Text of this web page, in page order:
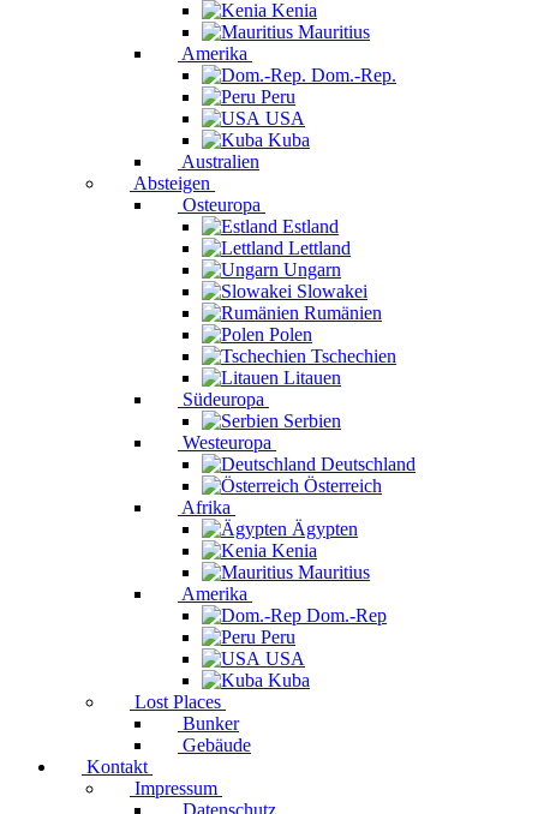
Kenia
Mauritius
Amerika
Dom.-Rep.
Peru
USA
Kuba
Australien
Absteigen
Osteuropa
Estland
Lettland
Ungarn
Slowakei
Rumänien
Polen
Tschechien
Litauen
Südeuropa
Serbien
Westeuropa
Deutschland
Österreich
Afrika
Ägypten
Kenia
Mauritius
Amerika
Dom.-Rep
Peru
USA
Kuba
Lost Places
Bunker
Gebäude
Kontakt
Impressum
Datenschutz